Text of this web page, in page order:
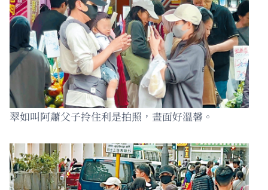
翠如叫阿蕭父子拎住利是拍照，畫面好溫馨。